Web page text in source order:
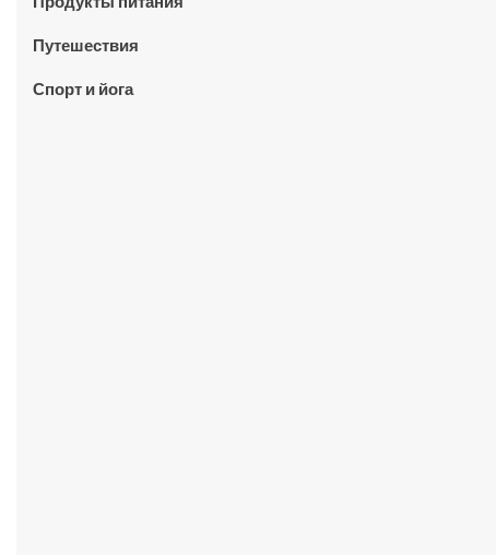
Путешествия
Спорт и йога